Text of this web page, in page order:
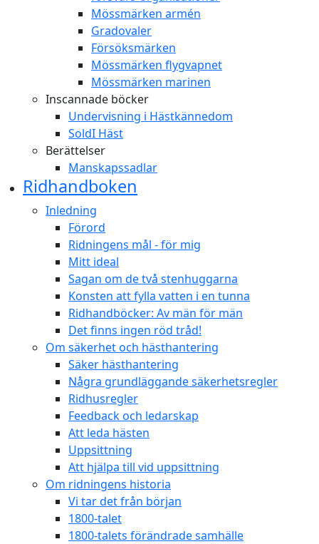
Mössmärken armén
Gradovaler
Försöksmärken
Mössmärken flygvapnet
Mössmärken marinen
Inscannade böcker
Undervisning i Hästkännedom
SoldI Häst
Berättelser
Manskapssadlar
Ridhandboken
Inledning
Förord
Ridningens mål - för mig
Mitt ideal
Sagan om de två stenhuggarna
Konsten att fylla vatten i en tunna
Ridhandböcker: Av män för män
Det finns ingen röd tråd!
Om säkerhet och hästhantering
Säker hästhantering
Några grundläggande säkerhetsregler
Ridhusregler
Feedback och ledarskap
Att leda hästen
Uppsittning
Att hjälpa till vid uppsittning
Om ridningens historia
Vi tar det från början
1800-talet
1800-talets förändrade samhälle